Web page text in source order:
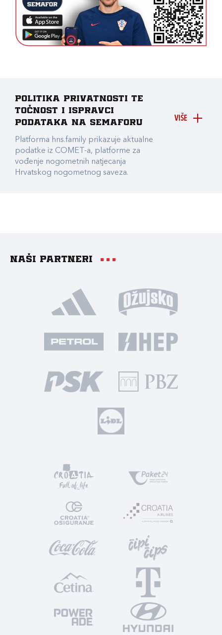
VIŠE
Politika privatnosti te
točnost i ispravci
podataka na Semaforu
Platforma hns.family prikazuje aktualne
podatke iz COMET-a, platforme za
vođenje nogometnih natjecanja
Hrvatskog nogometnog saveza.
Naši partneri